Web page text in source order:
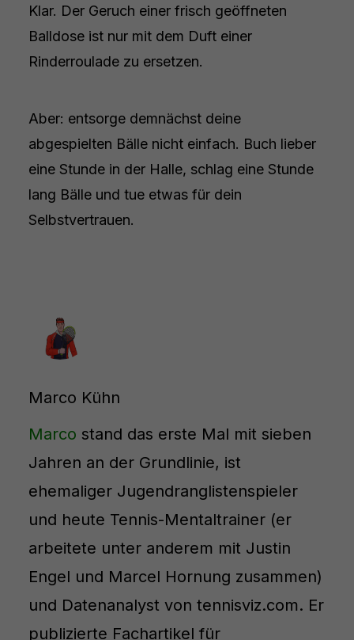
Klar. Der Geruch einer frisch geöffneten
Balldose ist nur mit dem Duft einer
Rinderroulade zu ersetzen.
Aber: entsorge demnächst deine
abgespielten Bälle nicht einfach. Buch lieber
eine Stunde in der Halle, schlag eine Stunde
lang Bälle und tue etwas für dein
Selbstvertrauen.
Marco Kühn
Marco stand das erste Mal mit sieben
Jahren an der Grundlinie, ist
ehemaliger Jugendranglistenspieler
und heute Tennis-Mentaltrainer (er
arbeitete unter anderem mit Justin
Engel und Marcel Hornung zusammen)
und Datenanalyst von tennisviz.com. Er
publizierte Fachartikel für